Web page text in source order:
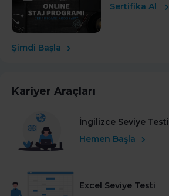
Sertifika Al
Şimdi Başla
Kariyer Araçları
İngilizce Seviye Testi
Hemen Başla
Excel Seviye Testi